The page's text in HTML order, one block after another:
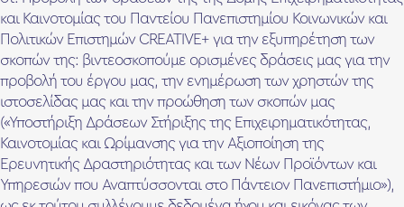
και Καινοτομίας του Παντείου Πανεπιστημίου Κοινωνικών και
Πολιτικών Επιστημών CREATIVE+ για την εξυπηρέτηση των
σκοπών της: βιντεοσκοπούμε ορισμένες δράσεις μας για την
προβολή του έργου μας, την ενημέρωση των χρηστών της
ιστοσελίδας μας και την προώθηση των σκοπών μας
(«Υποστήριξη Δράσεων Στήριξης της Επιχειρηματικότητας,
Καινοτομίας και Ωρίμανσης για την Αξιοποίηση της
Ερευνητικής Δραστηριότητας και των Νέων Προϊόντων και
Υπηρεσιών που Αναπτύσσονται στο Πάντειον Πανεπιστήμιο»),